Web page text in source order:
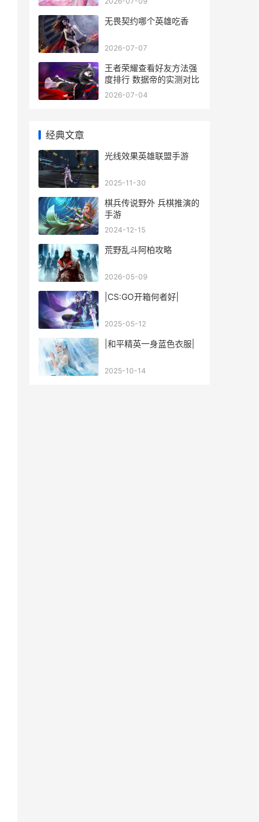
无畏契约哪个英雄吃香
2026-07-07
王者荣耀查看好友方法强
度排行 数据帝的实测对比
2026-07-04
经典文章
光线效果英雄联盟手游
2025-11-30
棋兵传说野外 兵棋推演的
手游
2024-12-15
荒野乱斗阿柏攻略
2026-05-09
|CS:GO开箱何者好|
2025-05-12
|和平精英一身蓝色衣服|
2025-10-14